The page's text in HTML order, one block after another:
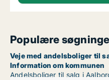
Populære
Veje med andelsboliger til
Information om kommunen
Andelsboliger til salg i